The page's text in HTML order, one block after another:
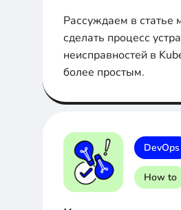
Рассуждаем в статье
сделать процесс
неисправностей в
более простым.
DevOps
How to